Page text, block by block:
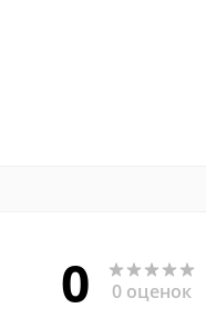
0 0 оценок